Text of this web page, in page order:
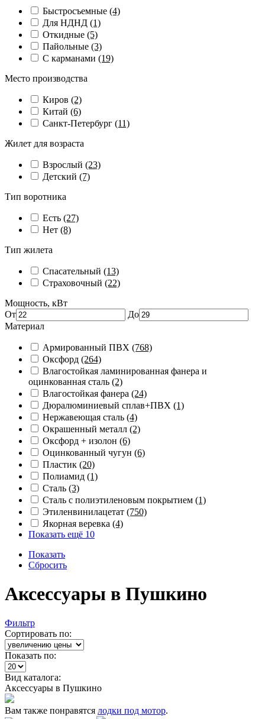
Быстросъемные (4)
Для НДНД (1)
Откидные (5)
Пайольные (3)
С карманами (19)
Место производства
Киров (2)
Китай (6)
Санкт-Петербург (11)
Жилет для возраста
Взрослый (23)
Детский (7)
Тип воротника
Есть (27)
Нет (8)
Тип жилета
Спасательный (13)
Страховочный (22)
Мощность, кВт
От
До
Материал
Армированный ПВХ (768)
Оксфорд (264)
Влагостойкая ламинированная фанера и
оцинкованная сталь (2)
Влагостойкая фанера (24)
Дюралюминиевый сплав+ПВХ (1)
Нержавеющая сталь (4)
Окрашенный металл (2)
Оксфорд + изолон (6)
Оцинкованный чугун (6)
Пластик (20)
Полиамид (1)
Сталь (3)
Сталь с полиэтиленовым покрытием (1)
Этиленвинилацетат (750)
Якорная веревка (4)
Показать ещё 10
Показать
Сбросить
Аксессуары в Пушкино
Фильтр
Сортировать по:
Показать по:
Вид каталога:
Аксессуары в Пушкино
Вам также понравятся лодки под мотор.